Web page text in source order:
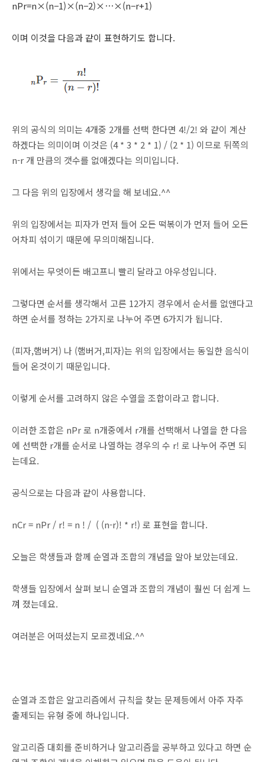
nPr=n×(n−1)×(n−2)× ⋯×(n−r+1)
이며 이것을 다음과 같이 표현하기도 합니다.
위의 공식의 의미는 4개중 2개를 선택 한다면 4!/2! 와 같이 계산
하겠다는 의미이며 이것은 (4 * 3 * 2 * 1) / (2 * 1) 이므로 뒤쪽의
n-r 개 만큼의 갯수를 없애겠다는 의미입니다.
그 다음 위의 입장에서 생각을 해 보네요.^^
위의 입장에서는 피자가 먼저 들어 오든 떡볶이가 먼저 들어 오든
어차피 섞이기 때문에 무의미해집니다.
위에서는 무엇이든 배고프니 빨리 달라고 아우성입니다.
그렇다면 순서를 생각해서 고른 12가지 경우에서 순서를 없앤다고
하면 순서를 정하는 2가지로 나누어 주면 6가지가 됩니다.
(피자,햄버거) 나 (햄버거,피자)는 위의 입장에서는 동일한 음식이
들어 온것이기 때문입니다.
이렇게 순서를 고려하지 않은 수열을 조합이라고 합니다.
이러한 조합은 nPr 로 n개중에서 r개를 선택해서 나열을 한 다음
에 선택한 r개를 순서로 나열하는 경우의 수 r! 로 나누어 주면 되
는데요.
공식으로는 다음과 같이 사용합니다.
nCr = nPr / r! = n ! / ( (n-r)! * r!) 로 표현을 합니다.
오늘은 학생들과 함께 순열과 조합의 개념을 알아 보았는데요.
학생들 입장에서 살펴 보니 순열과 조합의 개념이 훨씬 더 쉽게 느
껴 졌는데요.
여러분은 어떠셨는지 모르겠네요.^^
순열과 조합은 알고리즘에서 규칙을 찾는 문제등에서 아주 자주
출제되는 유형 중에 하나입니다.
알고리즘 대회를 준비하거나 알고리즘을 공부하고 있다고 하면 순